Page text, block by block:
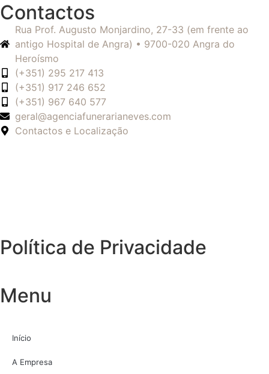
Contactos
Rua Prof. Augusto Monjardino, 27-33 (em frente ao
antigo Hospital de Angra) • 9700-020 Angra do
Heroísmo
(+351) 295 217 413
(+351) 917 246 652
(+351) 967 640 577
geral@agenciafunerarianeves.com
Contactos e Localização
Política de Privacidade
Menu
Início
A Empresa